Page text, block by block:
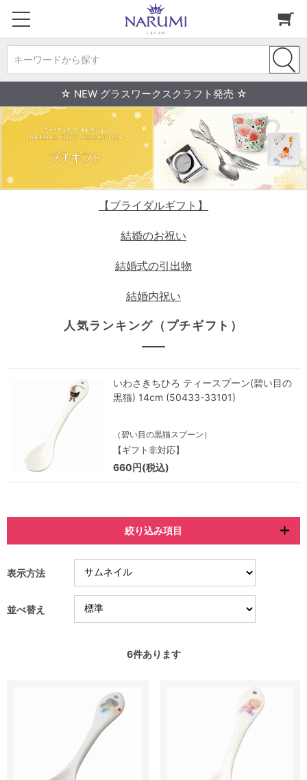
キーワードから探す
☆ NEW グラスワークスクラフト発売 ☆
【ブライダルギフト】
結婚のお祝い
結婚式の引出物
結婚内祝い
人気ランキング（プチギフト）
いわさきちひろ ティースプーン(碧い目の
黒猫) 14cm (50433-33101)
（碧い目の黒猫スプーン）
【ギフト非対応】
660円(税込)
絞り込み項目
表示方法
並べ替え
6件あります